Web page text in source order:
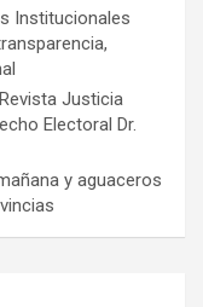
Institucionales
Justicia
Electoral Dr.
y aguaceros